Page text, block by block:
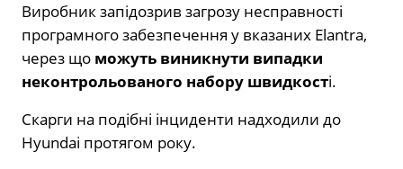
Виробник запідозрив загрозу несправності
програмного забезпечення у вказаних Elantra,
через що можуть виникнути випадки
неконтрольованого набору швидкості.
Скарги на подібні інциденти надходили до
Hyundai протягом року.